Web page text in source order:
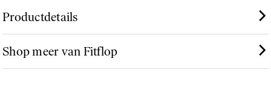
Productdetails
Shop meer van Fitflop